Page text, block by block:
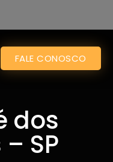
FALE CONOSCO
dos
SP